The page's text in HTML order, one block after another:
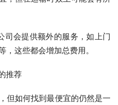
司会提供额外的服务，如上门
这些都会增加总费用。
推荐
但如何找到最便宜的仍然是一